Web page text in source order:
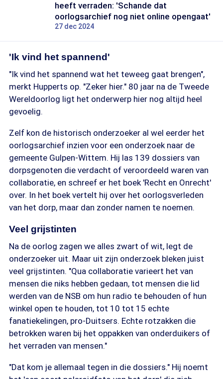
heeft verraden: 'Schande dat
oorlogsarchief nog niet online opengaat'
27 dec 2024
'Ik vind het spannend'
"Ik vind het spannend wat het teweeg gaat brengen",
merkt Hupperts op. "Zeker hier." 80 jaar na de Tweede
Wereldoorlog ligt het onderwerp hier nog altijd heel
gevoelig.
Zelf kon de historisch onderzoeker al wel eerder het
oorlogsarchief inzien voor een onderzoek naar de
gemeente Gulpen-Wittem. Hij las 139 dossiers van
dorpsgenoten die verdacht of veroordeeld waren van
collaboratie, en schreef er het boek 'Recht en Onrecht'
over. In het boek vertelt hij over het oorlogsverleden
van het dorp, maar dan zonder namen te noemen.
Veel grijstinten
Na de oorlog zagen we alles zwart of wit, legt de
onderzoeker uit. Maar uit zijn onderzoek bleken juist
veel grijstinten. "Qua collaboratie varieert het van
mensen die niks hebben gedaan, tot mensen die lid
werden van de NSB om hun radio te behouden of hun
winkel open te houden, tot 10 tot 15 echte
fanatiekelingen, pro-Duitsers. Echte rotzakken die
betrokken waren bij het oppakken van onderduikers of
het verraden van mensen."
"Dat kom je allemaal tegen in die dossiers." Hij noemt